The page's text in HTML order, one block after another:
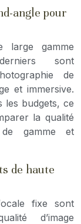
angle pour
gamme
sont
de
et immersive.
les budgets, ce
la qualité
gamme et
de haute
fixe sont
d’image